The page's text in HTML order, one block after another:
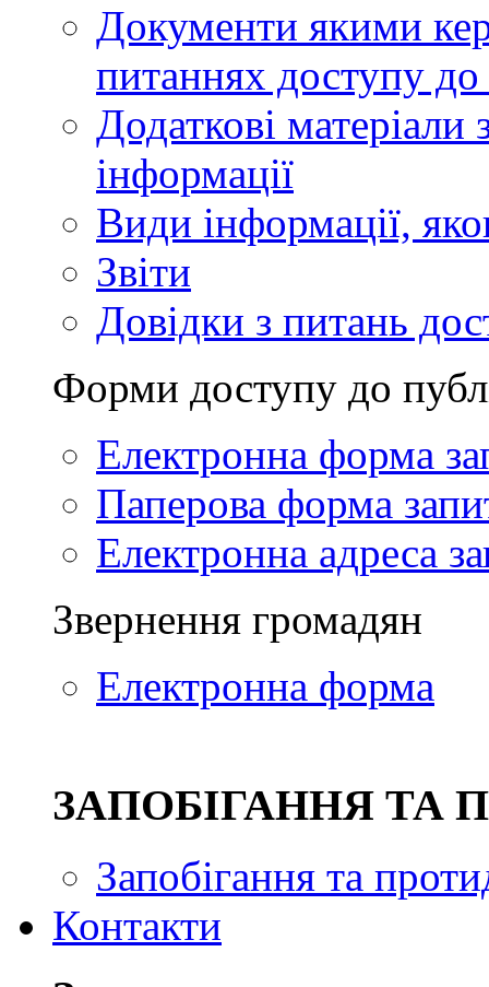
Документи якими
питаннях доступу до
Додаткові матеріали
інформації
Види інформації,
Звіти
Довідки з питань
Форми доступу до
Електронна форма
Паперова форма
Електронна адреса
Звернення громадян
Електронна форма
ЗAПОБІГАННЯ ТА
Запобігання та
Контакти